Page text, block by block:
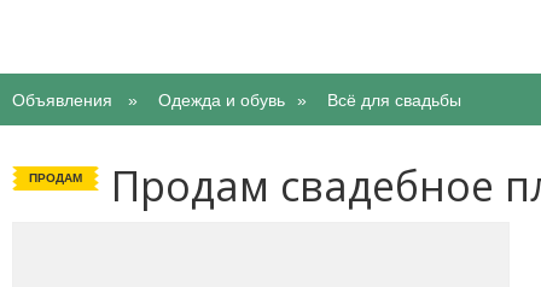
Объявления Одежда и обувь Всё для свадьбы
ПРОДАМ Продам свадебное